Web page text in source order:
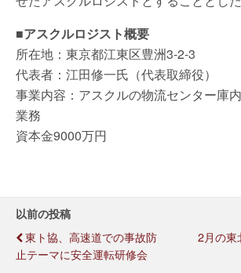
■アスクルロジスト概要
所在地：東京都江東区豊洲3-2-3
代表者：江田修一氏（代表取締役）
事業内容：アスクルの物流センター庫
業務
資本金9000万円
以前の投稿
東ト協、高速道での事故防
止テーマに安全運転研修会
2月の東